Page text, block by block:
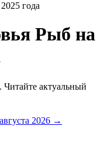
года
Рыб на
Читайте актуальный
2026 →